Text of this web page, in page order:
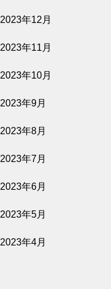
平行と垂直
2023年12月
2023年11月
2023年10月
2023年9月
2023年8月
2023年7月
2023年6月
2023年5月
2023年4月